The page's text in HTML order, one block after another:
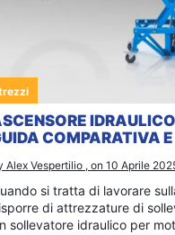
COMPARATIVA
Alex Vespertilio , on 10 Aprile
si tratta di lavorare
di attrezzature di
sollevatore idraulico per